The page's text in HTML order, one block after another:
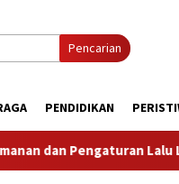
Pencarian
PENDIDIKAN
Lintas Dalam Rangka